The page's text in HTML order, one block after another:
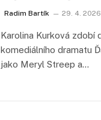
Radim Bartík 29. 4. 2026
Karolina Kurková zdobí
komediálního dramatu
jako Meryl Streep a…